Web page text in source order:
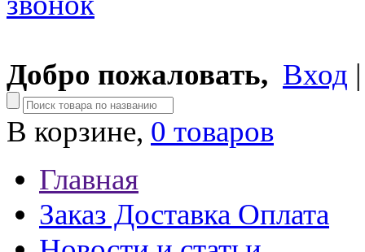
Добро пожаловать, Вход
В корзине, 0 товаров
Главная
Заказ Доставка Оплата